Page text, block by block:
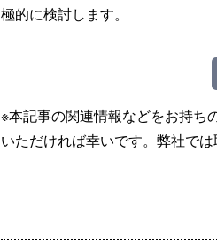
極的に検討します。
※本記事の関連情報などをお持ち
いただければ幸いです。弊社で